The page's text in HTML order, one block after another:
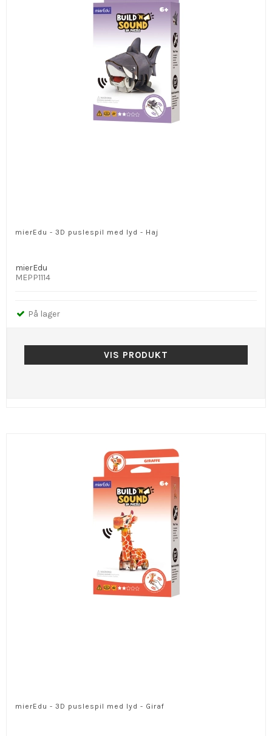
mierEdu - 3D puslespil med lyd - Haj
mierEdu
MEPP1114
På lager
VIS PRODUKT
mierEdu - 3D puslespil med lyd - Giraf